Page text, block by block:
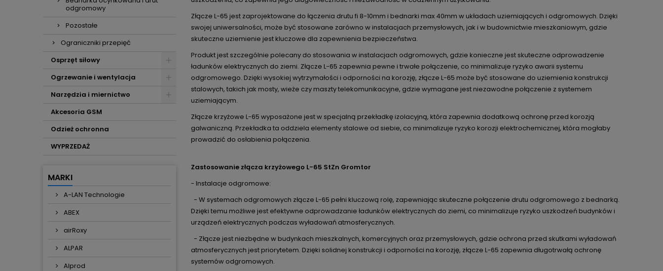
odgromowy
Pozostałe
Ograniczniki przepięć
Osprzęt siłowy
Ogrzewanie i wentylacja
Narzędzia i miernictwo
Akcesoria GSM
Odzież ochronna
WYPRZEDAŻ
MARKI
A-LAN Technologie
ABEX
airRoxy
ALPAR
Alprod
Złącze L-65 jest zaprojektowane do łączenia drutu fi 8-10mm i bednarki max 40mm w układach uziemiających i odgromowych. Dzięki
swojej uniwersalności, może być stosowane zarówno w instalacjach przemysłowych, jak i w budownictwie mieszkaniowym, gdzie
skuteczne uziemienie jest kluczowe dla zapewnienia bezpieczeństwa.
Produkt jest szczególnie polecany do stosowania w instalacjach odgromowych, gdzie konieczne jest skuteczne odprowadzenie
ładunków elektrycznych do ziemi. Złącze L-65 zapewnia pewne i trwałe połączenie, co minimalizuje ryzyko awarii systemu
odgromowego. Dzięki wysokiej wytrzymałości i odporności na korozję, złącze L-65 może być stosowane do uziemienia konstrukcji
stalowych, takich jak mosty, wieże czy maszty telekomunikacyjne, gdzie wymagane jest niezawodne połączenie z systemem
uziemiającym.
Złącze krzyżowe L-65 wyposażone jest w specjalną przekładkę izolacyjną, która zapewnia dodatkową ochronę przed korozją
galwaniczną. Przekładka ta oddziela elementy stalowe od siebie, co minimalizuje ryzyko korozji elektrochemicznej, która mogłaby
prowadzić do osłabienia połączenia.
Zastosowanie złącza krzyżowego L-65 StZn Gromtor
- Instalacje odgromowe:
- W systemach odgromowych złącze L-65 pełni kluczową rolę, zapewniając skuteczne połączenie drutu odgromowego z bednarką.
Dzięki temu możliwe jest efektywne odprowadzanie ładunków elektrycznych do ziemi, co minimalizuje ryzyko uszkodzeń budynków i
urządzeń elektrycznych podczas wyładowań atmosferycznych.
- Złącze jest niezbędne w budynkach mieszkalnych, komercyjnych oraz przemysłowych, gdzie ochrona przed skutkami wyładowań
atmosferycznych jest priorytetem. Dzięki solidnej konstrukcji i odporności na korozję, złącze L-65 zapewnia długotrwałą ochronę
systemów odgromowych.